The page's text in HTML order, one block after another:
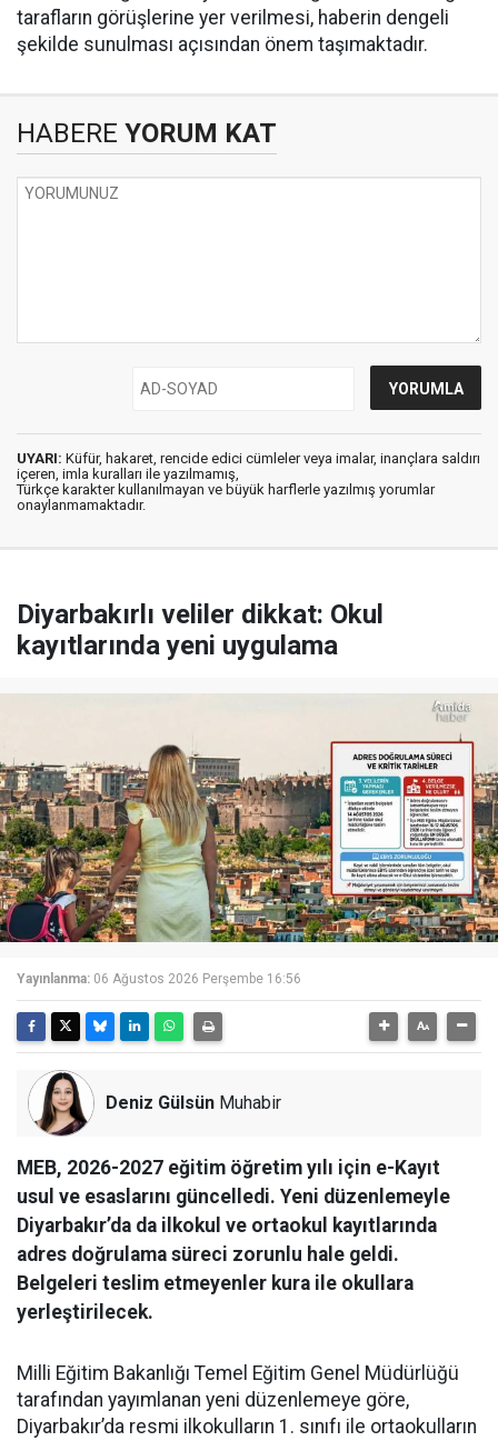
tarafların görüşlerine yer verilmesi, haberin dengeli
şekilde sunulması açısından önem taşımaktadır.
HABERE YORUM KAT
UYARI: Küfür, hakaret, rencide edici cümleler veya imalar, inançlara saldırı
içeren, imla kuralları ile yazılmamış,
Türkçe karakter kullanılmayan ve büyük harflerle yazılmış yorumlar
onaylanmamaktadır.
Diyarbakırlı veliler dikkat: Okul
kayıtlarında yeni uygulama
Yayınlanma: 06 Ağustos 2026 Perşembe 16:56
Deniz Gülsün Muhabir
MEB, 2026-2027 eğitim öğretim yılı için e-Kayıt
usul ve esaslarını güncelledi. Yeni düzenlemeyle
Diyarbakır’da da ilkokul ve ortaokul kayıtlarında
adres doğrulama süreci zorunlu hale geldi.
Belgeleri teslim etmeyenler kura ile okullara
yerleştirilecek.
Milli Eğitim Bakanlığı Temel Eğitim Genel Müdürlüğü
tarafından yayımlanan yeni düzenlemeye göre,
Diyarbakır’da resmi ilkokulların 1. sınıfı ile ortaokulların